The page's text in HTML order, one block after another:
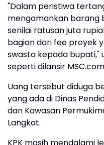
"Dalam peristiwa
mengamankan barang
senilai ratusan juta
bagian dari fee proyek
swasta kepada bupati,"
seperti dilansir MSC.com
Uang tersebut diduga
yang ada di Dinas
dan Kawasan
Langkat.